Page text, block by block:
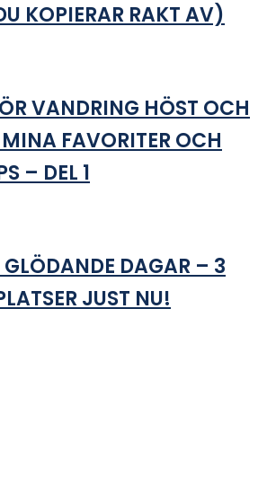
KOPIERAR RAKT AV)
VANDRING HÖST OCH
FAVORITER OCH
– DEL 1
GLÖDANDE DAGAR – 3
JUST NU!